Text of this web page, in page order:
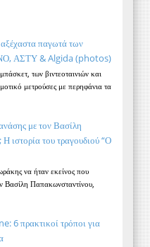
αξέχαστα παγωτά των
ΑΣΤΥ & Algida (photos)
των βιντεοταινιών και
μετρούσες με περηφάνια τα
με τον Βασίλη
ιστορία του τραγουδιού “Ο
να ήταν εκείνος που
Βασίλη Παπακωνσταντίνου,
6 πρακτικοί τρόποι για